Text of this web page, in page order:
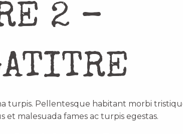
2 –
turpis. Pellentesque habitant morbi
et malesuada fames ac turpis egestas.